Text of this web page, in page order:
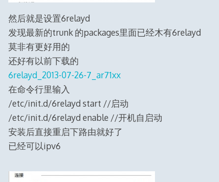
然后就是设置6relayd
发现最新的trunk 的packages里面已经木有6relayd
莫非有更好用的
还好有以前下载的
6relayd_2013-07-26-7_ar71xx
在命令行里输入
/etc/init.d/6relayd start //启动
/etc/init.d/6relayd enable //开机自启动
安装后直接重启下路由就好了
已经可以ipv6